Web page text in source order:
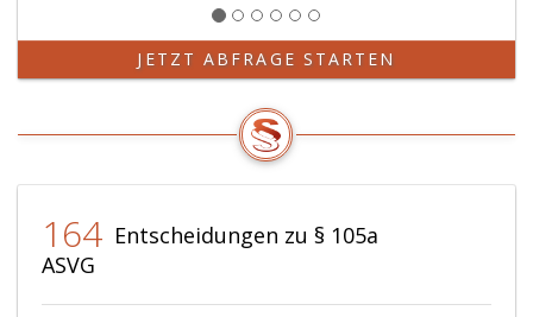
JETZT ABFRAGE STARTEN
164 Entscheidungen zu § 105a
ASVG